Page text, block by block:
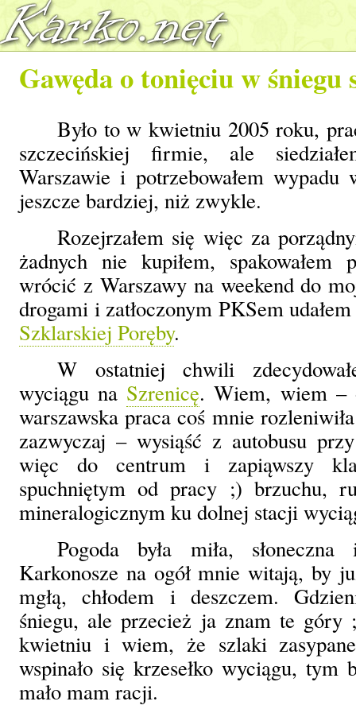
Gawęda o tonięciu w śniegu
Było to w kwietniu 2005 roku,
szczecińskiej firmie, ale
Warszawie i potrzebowałem
jeszcze bardziej, niż zwykle.
Rozejrzałem się więc za
żadnych nie kupiłem,
wrócić z Warszawy na weekend do
drogami i zatłoczonym PKSem
Szklarskiej Poręby.
W ostatniej chwili
wyciągu na Szrenicę. Wiem, wiem –
warszawska praca coś mnie
zazwyczaj – wysiąść z autobusu
więc do centrum i zapiąwszy
spuchniętym od pracy ;) brzuchu,
mineralogicznym ku dolnej stacji
Pogoda była miła,
Karkonosze na ogół mnie witają, by
mgłą, chłodem i deszczem.
śniegu, ale przecież ja znam te
kwietniu i wiem, że szlaki
wspinało się krzesełko wyciągu, tym
mało mam racji.